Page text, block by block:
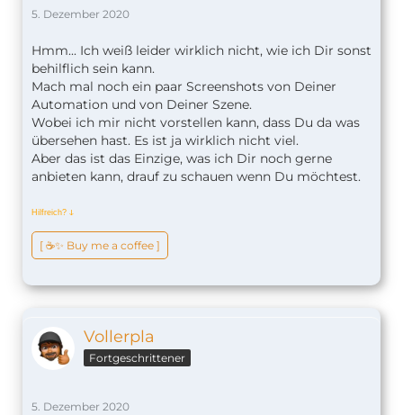
5. Dezember 2020
Hmm... Ich weiß leider wirklich nicht, wie ich Dir sonst
behilflich sein kann.
Mach mal noch ein paar Screenshots von Deiner
Automation und von Deiner Szene.
Wobei ich mir nicht vorstellen kann, dass Du da was
übersehen hast. Es ist ja wirklich nicht viel.
Aber das ist das Einzige, was ich Dir noch gerne
anbieten kann, drauf zu schauen wenn Du möchtest.
Hilfreich? ↆ
[ ☕️✨ Buy me a coffee ]
Vollerpla
Fortgeschrittener
5. Dezember 2020